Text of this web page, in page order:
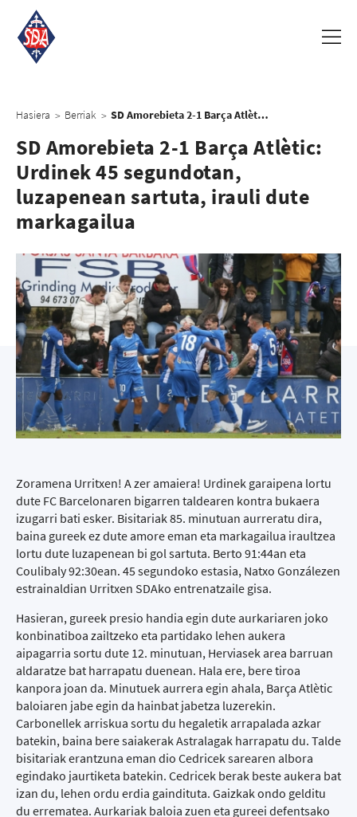
Hasiera > Berriak > SD Amorebieta 2-1 Barça Atlètic: Urdinek 45 segundotan, luzapenean sartuta, irauli dute markagailua
SD Amorebieta 2-1 Barça Atlètic:
Urdinek 45 segundotan,
luzapenean sartuta, irauli dute
markagailua
Zoramena Urritxen! A zer amaiera! Urdinek garaipena lortu
dute FC Barcelonaren bigarren taldearen kontra bukaera
izugarri bati esker. Bisitariak 85. minutuan aurreratu dira,
baina gureek ez dute amore eman eta markagailua iraultzea
lortu dute luzapenean bi gol sartuta. Berto 91:44an eta
Coulibaly 92:30ean. 45 segundoko estasia, Natxo Gonzálezen
estrainaldian Urritxen SDAko entrenatzaile gisa.
Hasieran, gureek presio handia egin dute aurkariaren joko
konbinatiboa zailtzeko eta partidako lehen aukera
aipagarria sortu dute 12. minutuan, Herviasek area barruan
aldaratze bat harrapatu duenean. Hala ere, bere tiroa
kanpora joan da. Minutuek aurrera egin ahala, Barça Atlètic
baloiaren jabe egin da hainbat jabetza luzerekin.
Carbonellek arriskua sortu du hegaletik arrapalada azkar
batekin, baina bere saiakerak Astralagak harrapatu du. Talde
bisitariak erantzuna eman dio Cedricek sarearen albora
egindako jaurtiketa batekin. Cedricek berak beste aukera bat
izan du, lehen ordu erdia gaindituta. Gaizkak ondo gelditu
du errematea. Aurkariak baloia zuen eta gureei defentsako